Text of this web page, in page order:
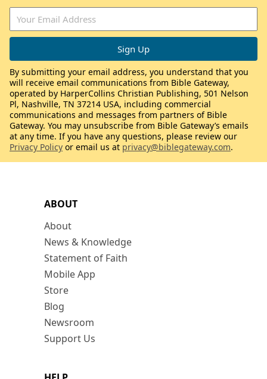
ABOUT
About
News & Knowledge
Statement of Faith
Mobile App
Store
Blog
Newsroom
Support Us
By submitting your email address, you understand that you
will receive email communications from Bible Gateway,
operated by HarperCollins Christian Publishing, 501 Nelson
Pl, Nashville, TN 37214 USA, including commercial
communications and messages from partners of Bible
Gateway. You may unsubscribe from Bible Gateway’s emails
at any time. If you have any questions, please review our
Privacy Policy or email us at privacy@biblegateway.com.